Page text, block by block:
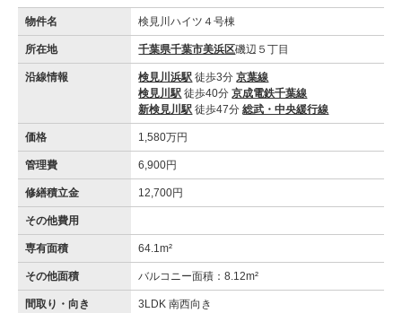
物件名 検見川ハイツ４号棟
所在地 千葉県千葉市美浜区磯辺５丁目
沿線情報 検見川浜駅 徒歩3分京葉線
検見川駅 徒歩40分京成電鉄千葉線
新検見川駅 徒歩47分総武・中央緩行線
価格 1,580万円
管理費 6,900円
修繕積立金 12,700円
その他費用
専有面積 64.1m²
その他面積 バルコニー面積：8.12m²
間取り・向き 3LDK 南西向き